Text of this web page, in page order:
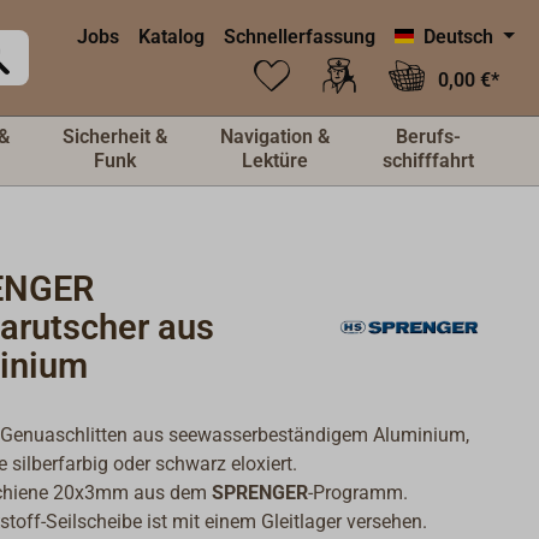
Jobs Katalog Schnellerfassung
Deutsch
0,00 €*
Sicherheit &
Funk
Navigation &
Lektüre
Berufs-
schifffahrt
aus
aus seewasserbeständigem Aluminium,
silberfarbig oder schwarz eloxiert.
20x3mm aus dem SPRENGER-Programm.
Seilscheibe ist mit einem Gleitlager versehen.